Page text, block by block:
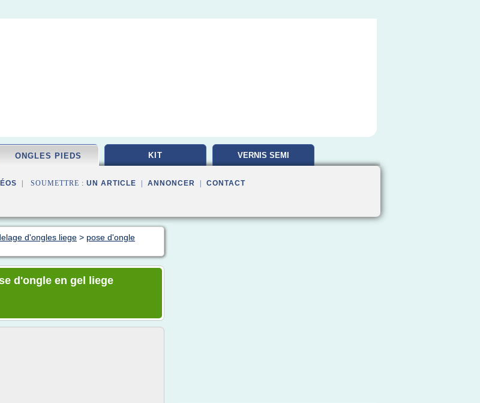
ONGLES PIEDS KIT VERNIS SEMI
| SOUMETTRE : UN ARTICLE ANNONCER CONTACT
d'ongles liege > pose d'ongle
d'ongle en gel liege